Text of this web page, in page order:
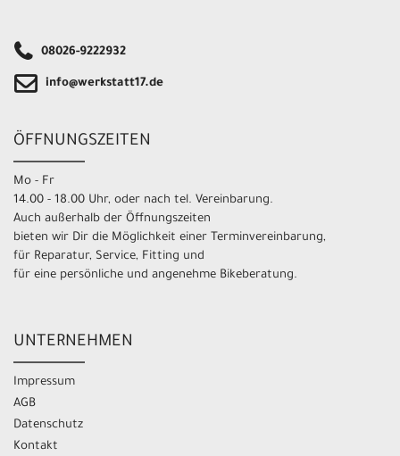
08026-9222932
info@werkstatt17.de
ÖFFNUNGSZEITEN
Mo - Fr
14.00 - 18.00 Uhr, oder nach tel. Vereinbarung.
Auch außerhalb der Öffnungszeiten
bieten wir Dir die Möglichkeit einer Terminvereinbarung,
für Reparatur, Service, Fitting und
für eine persönliche und angenehme Bikeberatung.
UNTERNEHMEN
Impressum
AGB
Datenschutz
Kontakt